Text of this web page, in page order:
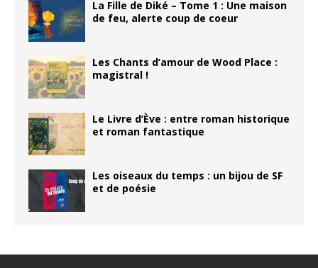
La Fille de Diké – Tome 1 : Une maison
de feu, alerte coup de coeur
Les Chants d’amour de Wood Place :
magistral !
Le Livre d’Ève : entre roman historique
et roman fantastique
Les oiseaux du temps : un bijou de SF
et de poésie